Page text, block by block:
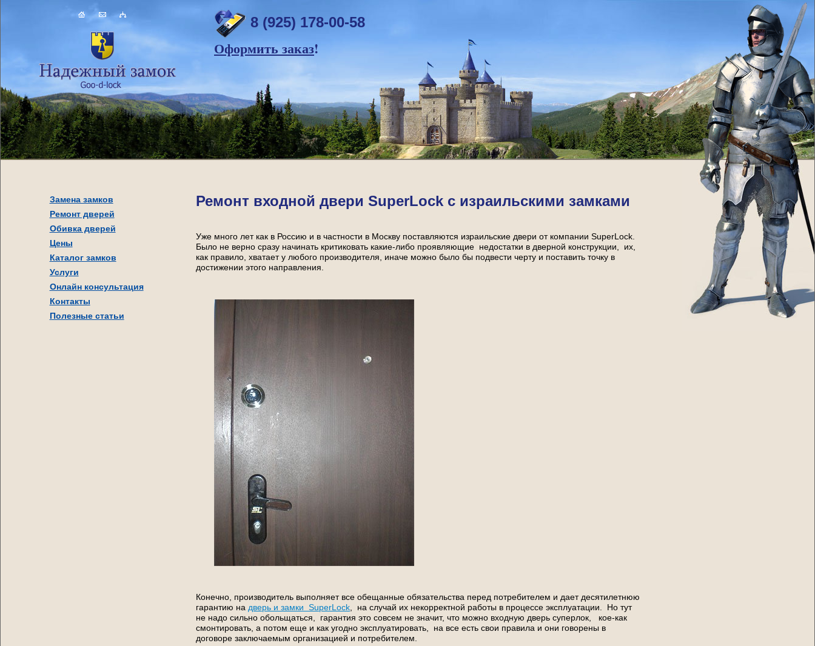
8 (925) 178-00-58
Оформить заказ!
Замена замков
Ремонт дверей
Обивка дверей
Цены
Каталог замков
Услуги
Онлайн консультация
Контакты
Полезные статьи
Ремонт входной двери SuperLock с израильскими замками
Уже много лет как в Россию и в частности в Москву поставляются израильские двери от компании SuperLock.
Было не верно сразу начинать критиковать какие-либо проявляющие недостатки в дверной конструкции, их,
как правило, хватает у любого производителя, иначе можно было бы подвести черту и поставить точку в
достижении этого направления.
Конечно, производитель выполняет все обещанные обязательства перед потребителем и дает десятилетнюю
гарантию надверь и замки SuperLock, на случай их некорректной работы в процессе эксплуатации. Но тут
не надо сильно обольщаться, гарантия это совсем не значит, что можно входную дверь суперлок, кое-как
смонтировать, а потом еще и как угодно эксплуатировать, на все есть свои правила и они говорены в
договоре заключаемым организацией и потребителем.